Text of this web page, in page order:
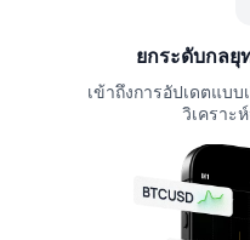
ยกระดับกล
เข้าถึงการอัปเดตแบ
วิเคราะ